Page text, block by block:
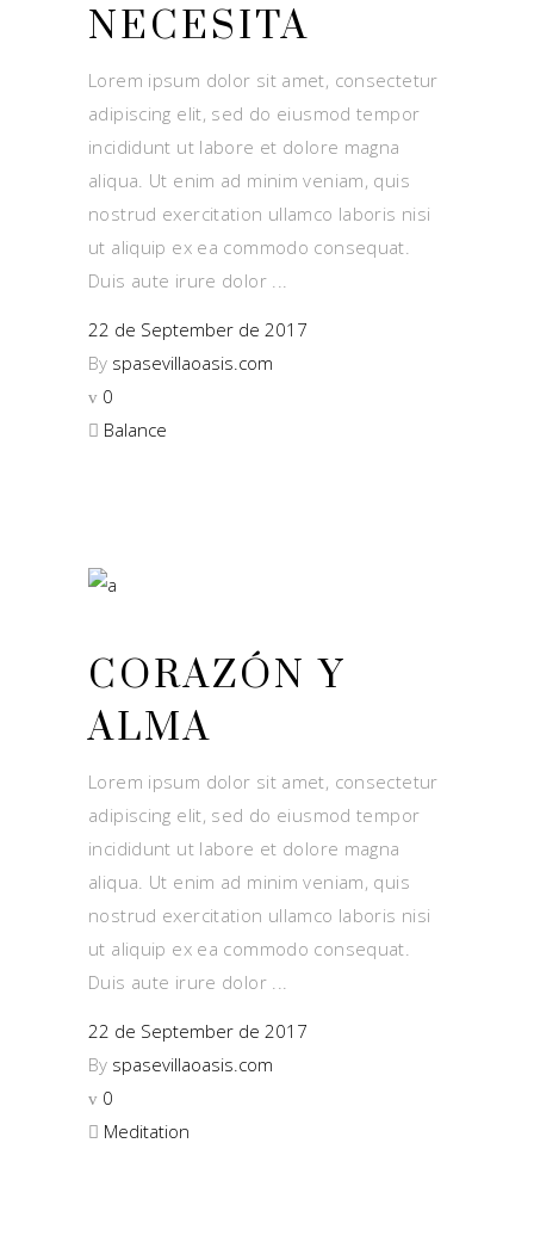
NECESITA
Lorem ipsum dolor sit amet, consectetur
adipiscing elit, sed do eiusmod tempor
incididunt ut labore et dolore magna
aliqua. Ut enim ad minim veniam, quis
nostrud exercitation ullamco laboris nisi
ut aliquip ex ea commodo consequat.
Duis aute irure dolor
22 de September de 2017
By spasevillaoasis.com
0
Balance
CORAZÓN Y
ALMA
Lorem ipsum dolor sit amet, consectetur
adipiscing elit, sed do eiusmod tempor
incididunt ut labore et dolore magna
aliqua. Ut enim ad minim veniam, quis
nostrud exercitation ullamco laboris nisi
ut aliquip ex ea commodo consequat.
Duis aute irure dolor
22 de September de 2017
By spasevillaoasis.com
0
Meditation